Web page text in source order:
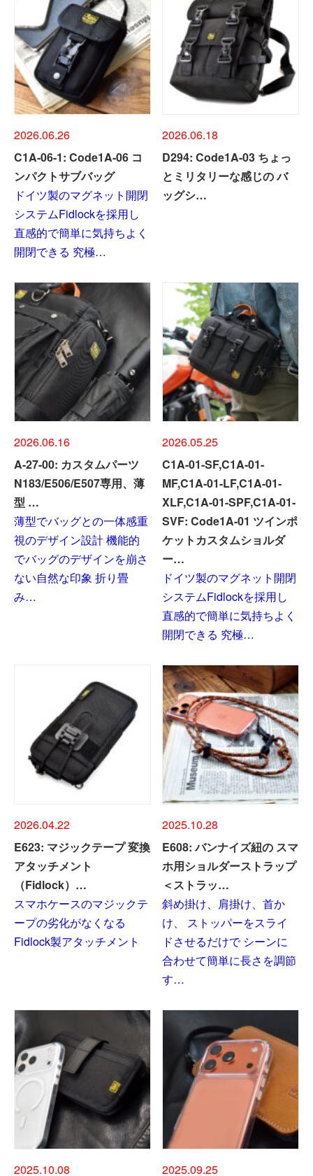
2026.06.26
C1A-06-1: Code1A-06 コ
ンパクトサブバッグ
ドイツ製のマグネット開閉
システムFidlockを採用し
直感的で簡単に気持ちよく
開閉できる 究極…
2026.06.18
D294: Code1A-03 ちょっ
とミリタリーな感じの バ
ッグシ…
2026.06.16
A-27-00: カスタムパーツ
N183/E506/E507専用、薄
型 …
薄型でバッグとの一体感重
視のデザイン設計 機能的
でバッグのデザインを崩さ
ない自然な印象 折り畳
み…
2026.05.25
C1A-01-SF,C1A-01-
MF,C1A-01-LF,C1A-01-
XLF,C1A-01-SPF,C1A-01-
SVF: Code1A-01 ツインポ
ケットカスタムショルダ
ー…
ドイツ製のマグネット開閉
システムFidlockを採用し
直感的で簡単に気持ちよく
開閉できる 究極…
2026.04.22
E623: マジックテープ 変換
アタッチメント
（Fidlock）…
スマホケースのマジックテ
ープの劣化がなくなる
Fidlock製アタッチメント
2025.10.28
E608: バンナイズ紐の スマ
ホ用ショルダーストラップ
＜ストラッ…
斜め掛け、肩掛け、首か
け、 ストッパーをスライ
ドさせるだけで シーンに
合わせて簡単に長さを調節
す…
2025.10.08 2025.09.25